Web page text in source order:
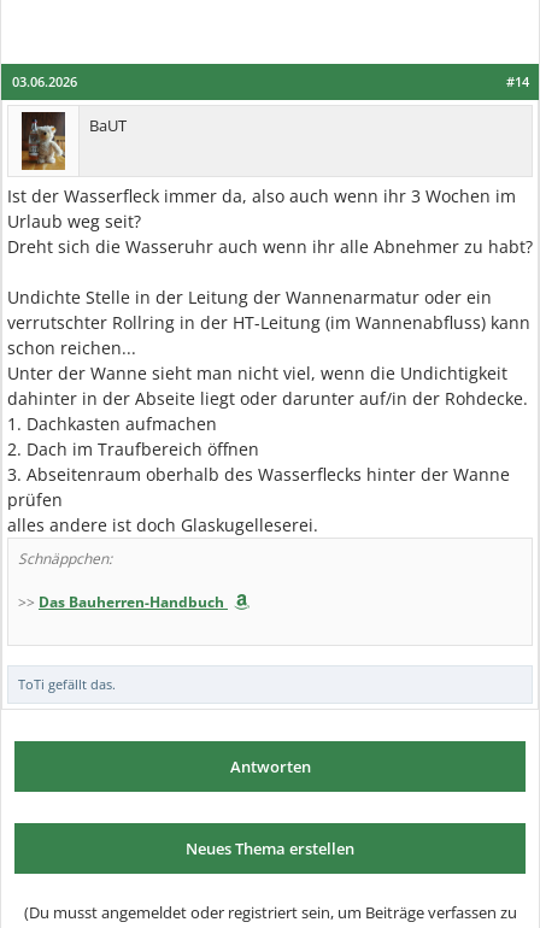
#14
03.06.2026
BaUT
Ist der Wasserfleck immer da, also auch wenn ihr 3 Wochen im
Urlaub weg seit?
Dreht sich die Wasseruhr auch wenn ihr alle Abnehmer zu habt?
Undichte Stelle in der Leitung der Wannenarmatur oder ein
verrutschter Rollring in der HT-Leitung (im Wannenabfluss) kann
schon reichen...
Unter der Wanne sieht man nicht viel, wenn die Undichtigkeit
dahinter in der Abseite liegt oder darunter auf/in der Rohdecke.
1. Dachkasten aufmachen
2. Dach im Traufbereich öffnen
3. Abseitenraum oberhalb des Wasserflecks hinter der Wanne
prüfen
alles andere ist doch Glaskugelleserei.
Schnäppchen:
>> Das Bauherren-Handbuch
ToTi gefällt das.
Antworten
Neues Thema erstellen
(Du musst angemeldet oder registriert sein, um Beiträge verfassen zu